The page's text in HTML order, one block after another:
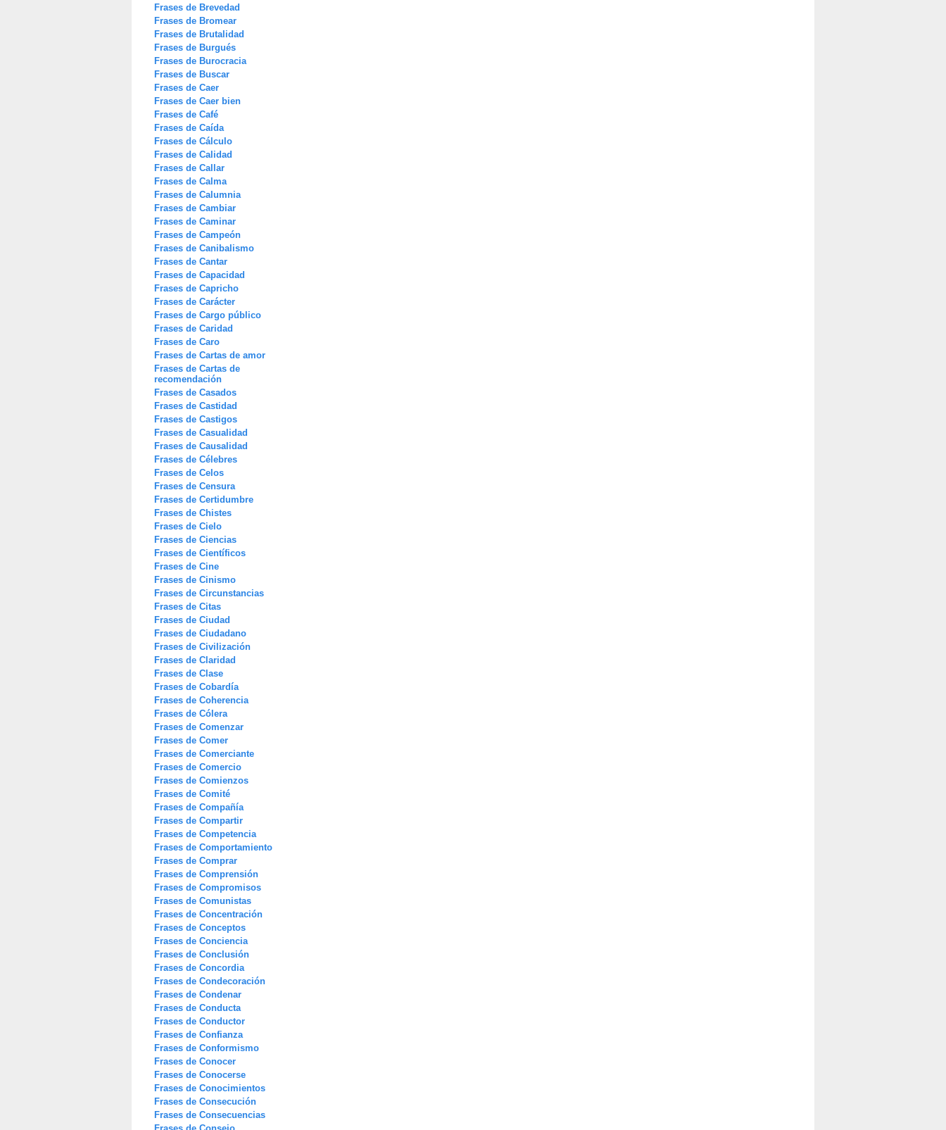
Frases de Brevedad
Frases de Bromear
Frases de Brutalidad
Frases de Burgués
Frases de Burocracia
Frases de Buscar
Frases de Caer
Frases de Caer bien
Frases de Café
Frases de Caída
Frases de Cálculo
Frases de Calidad
Frases de Callar
Frases de Calma
Frases de Calumnia
Frases de Cambiar
Frases de Caminar
Frases de Campeón
Frases de Canibalismo
Frases de Cantar
Frases de Capacidad
Frases de Capricho
Frases de Carácter
Frases de Cargo público
Frases de Caridad
Frases de Caro
Frases de Cartas de amor
Frases de Cartas de
recomendación
Frases de Casados
Frases de Castidad
Frases de Castigos
Frases de Casualidad
Frases de Causalidad
Frases de Célebres
Frases de Celos
Frases de Censura
Frases de Certidumbre
Frases de Chistes
Frases de Cielo
Frases de Ciencias
Frases de Científicos
Frases de Cine
Frases de Cinismo
Frases de Circunstancias
Frases de Citas
Frases de Ciudad
Frases de Ciudadano
Frases de Civilización
Frases de Claridad
Frases de Clase
Frases de Cobardía
Frases de Coherencia
Frases de Cólera
Frases de Comenzar
Frases de Comer
Frases de Comerciante
Frases de Comercio
Frases de Comienzos
Frases de Comité
Frases de Compañía
Frases de Compartir
Frases de Competencia
Frases de Comportamiento
Frases de Comprar
Frases de Comprensión
Frases de Compromisos
Frases de Comunistas
Frases de Concentración
Frases de Conceptos
Frases de Conciencia
Frases de Conclusión
Frases de Concordia
Frases de Condecoración
Frases de Condenar
Frases de Conducta
Frases de Conductor
Frases de Confianza
Frases de Conformismo
Frases de Conocer
Frases de Conocerse
Frases de Conocimientos
Frases de Consecución
Frases de Consecuencias